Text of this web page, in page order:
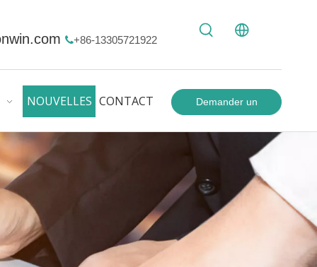
+86-13305721922
NOUVELLES CONTACT Demander un